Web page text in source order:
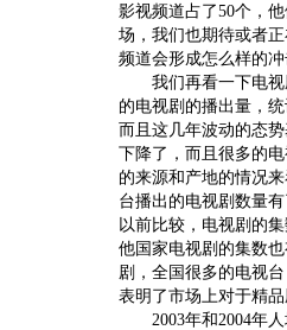
影视频道占了50个，
场，我们也期待或者
频道会形成怎么样的
我们再看一下电视剧
的电视剧的播出量，
而且这几年波动的态
下降了，而且很多的
的来源和产地的情况
台播出的电视剧数量
以前比较，电视剧的
他国家电视剧的集数
剧，全国很多的电视
表明了市场上对于精品
2003年和2004年人